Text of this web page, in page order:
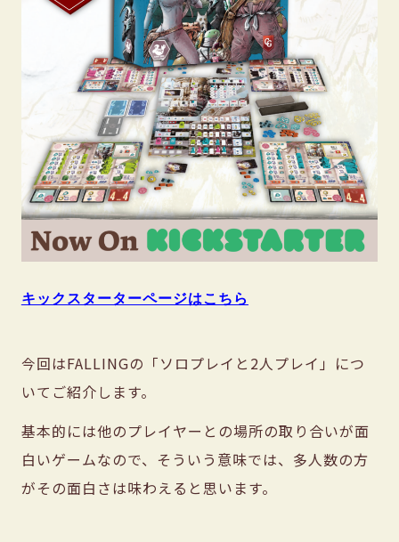
キックスターターページはこちら
今回はFALLINGの「ソロプレイと2人プレイ」につ
いてご紹介します。
基本的には他のプレイヤーとの場所の取り合いが面
白いゲームなので、そういう意味では、多人数の方
がその面白さは味わえると思います。